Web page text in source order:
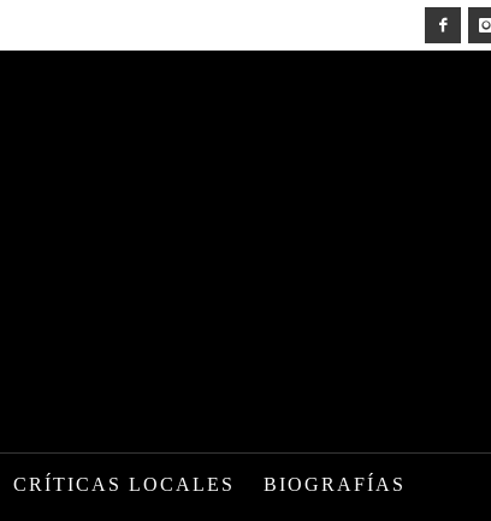
CRÍTICAS LOCALES BIOGRAFÍAS